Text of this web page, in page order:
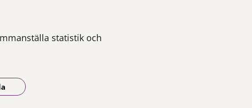
statistik och
Region
Om webbplatsen